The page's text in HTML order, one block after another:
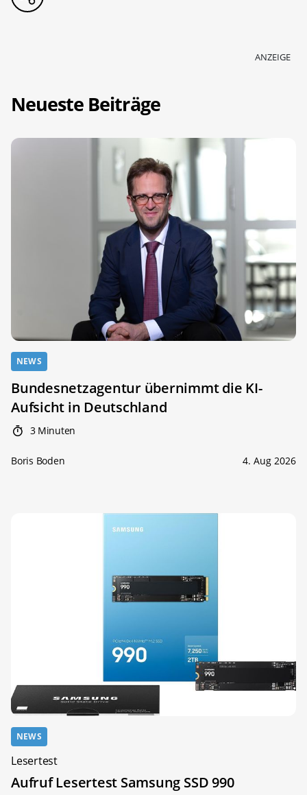
ANZEIGE
Neueste Beiträge
NEWS
Bundesnetzagentur übernimmt die KI-
Aufsicht in Deutschland
3 Minuten
Boris Boden 4. Aug 2026
NEWS
Lesertest
Aufruf Lesertest Samsung SSD 990